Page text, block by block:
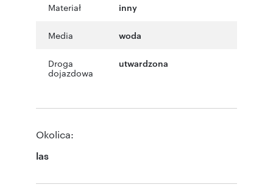
Materiał inny
Media woda
Droga
dojazdowa
utwardzona
Okolica:
las